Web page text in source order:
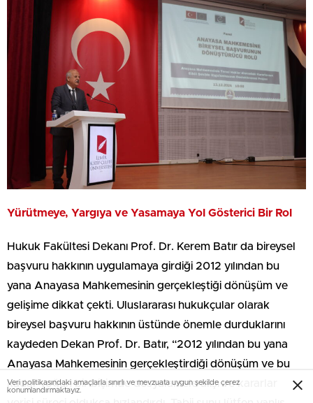
Yürütmeye, Yargıya ve Yasamaya Yol Gösterici Bir Rol
Hukuk Fakültesi Dekanı Prof. Dr. Kerem Batır da bireysel
başvuru hakkının uygulamaya girdiği 2012 yılından bu
yana Anayasa Mahkemesinin gerçekleştiği dönüşüm ve
gelişime dikkat çekti. Uluslararası hukukçular olarak
bireysel başvuru hakkının üstünde önemle durduklarını
kaydeden Dekan Prof. Dr. Batır, “2012 yılından bu yana
Anayasa Mahkemesinin gerçekleştirdiği dönüşüm ve bu
kadar yoğun bir biçimde dosyaları ele alışı ve kararlar
Veri politikasındaki amaçlarla sınırlı ve mevzuata uygun şekilde çerez
konumlandırmaktayız.